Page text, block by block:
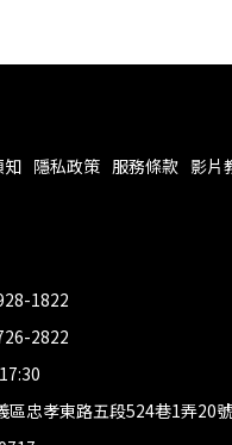
知 隱私政策 服務條款 影片
1822
2822
區忠孝東路五段524巷1弄20號